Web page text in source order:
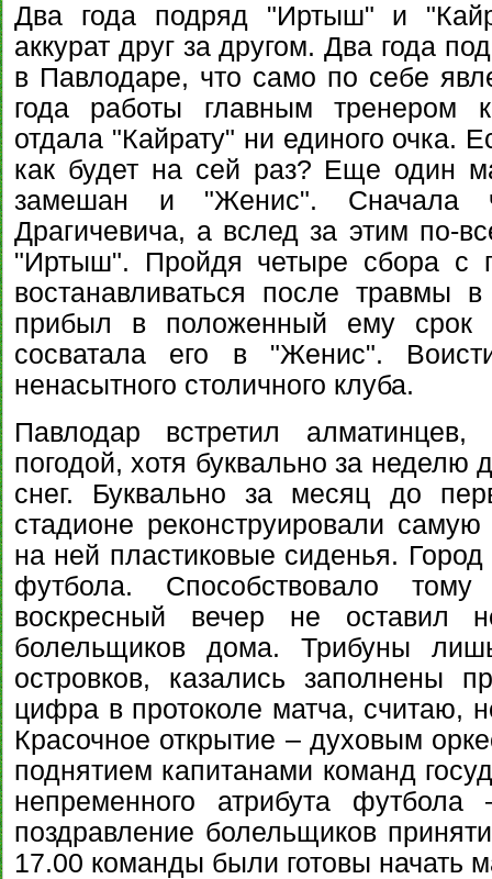
Два года подряд "Иртыш" и
аккурат друг за другом. Два года
в Павлодаре, что само по себе
года работы главным тренером
отдала "Кайрату" ни единого очка.
как будет на сей раз? Еще один
замешан и "Женис". Сначала
Драгичевича, а вслед за этим по-
"Иртыш". Пройдя четыре сбора с
востанавливаться после травмы
прибыл в положенный ему
сосватала его в "Женис".
ненасытного столичного клуба.
Павлодар встретил
погодой, хотя буквально за неделю
снег. Буквально за месяц до
стадионе реконструировали
на ней пластиковые сиденья.
футбола. Способствовало
воскресный вечер не оставил
болельщиков дома. Трибуны
островков, казались заполнены
цифра в протоколе матча, считаю,
Красочное открытие – духовым
поднятием капитанами команд
непременного атрибута
поздравление болельщиков
17.00 команды были готовы начать